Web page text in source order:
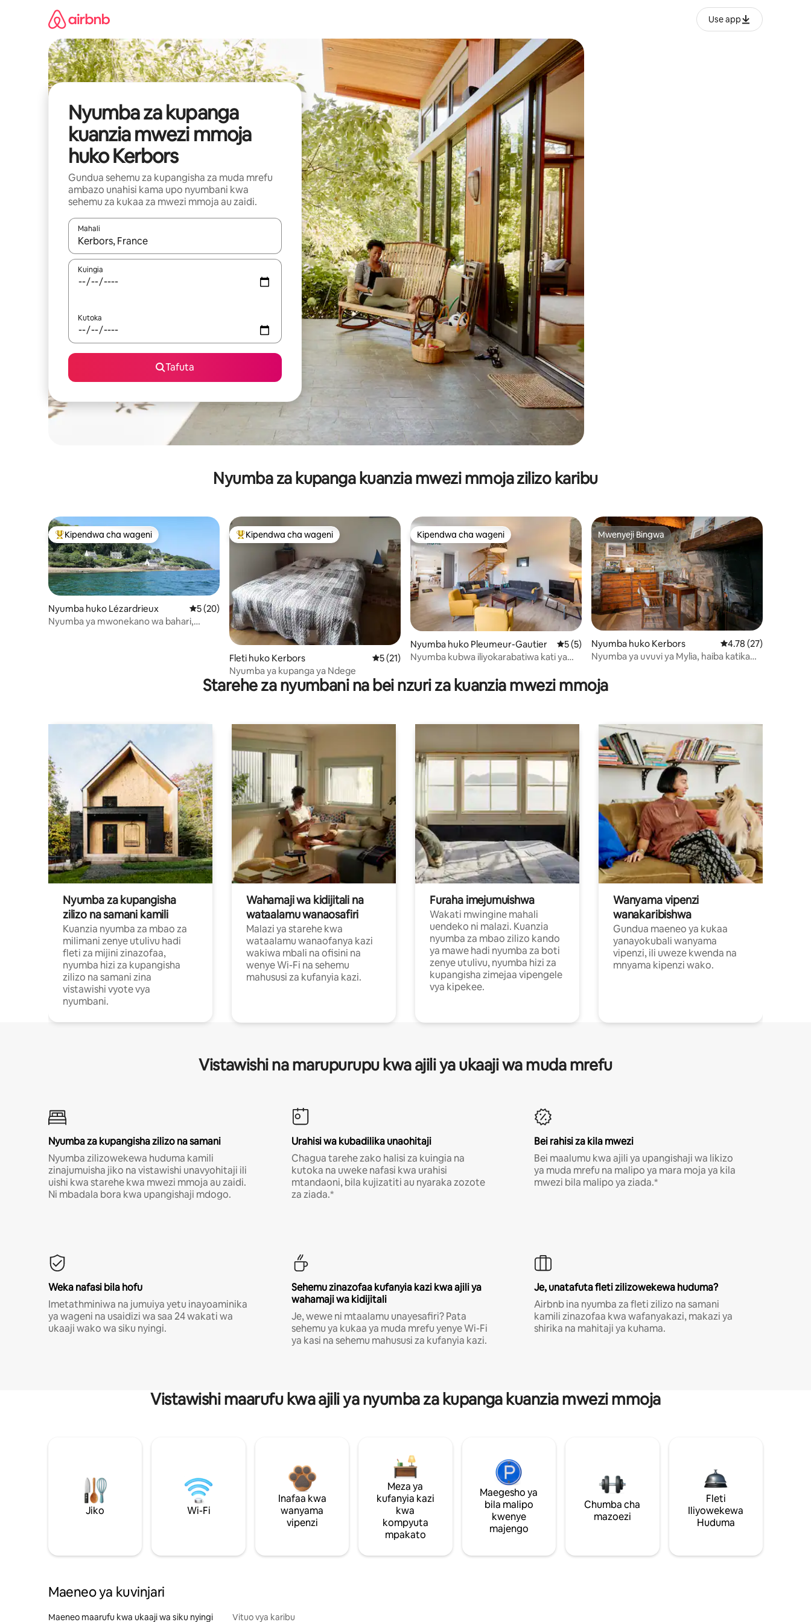
Use app
Nyumba za kupanga
kuanzia mwezi mmoja
huko Kerbors
Gundua sehemu za kupangisha za muda mrefu
ambazo unahisi kama upo nyumbani kwa
sehemu za kukaa za mwezi mmoja au zaidi.
Mahali
Wakati matokeo yanapatikana, vinjari kwa kutumia vitufe vya vishale vya juu na chini au uchunguze kwa kugusa au kutelezesha kidole kwenye ishara.
Kuingia
Kutoka
Tafuta
Nyumba za kupanga kuanzia mwezi mmoja zilizo karibu
Kipendwa maarufu cha wageni
Kipendwa cha wageni
Nyumba huko Lézardrieux Ukadiriaji wa wastani wa 5 kati ya 5, tathmini 20
5 (20)
Nyumba ya mwonekano wa bahari,
Kipendwa maarufu cha wageni
Kipendwa cha wageni
Fleti huko Kerbors Ukadiriaji wa wastani wa 5 kati ya 5, tathmini 21
5 (21)
Nyumba ya kupanga ya Ndege
Kipendwa cha wageni
Kipendwa cha wageni
Nyumba huko Pleumeur-Gautier Ukadiriaji wa wastani wa 5 kati ya 5, tathmini 5
5 (5)
Nyumba kubwa iliyokarabatiwa kati ya
Mwenyeji Bingwa
Mwenyeji Bingwa
Nyumba huko Kerbors Ukadiriaji wa wastani
4.78 (27)
Nyumba ya uvuvi ya Mylia, haiba katika
Starehe za nyumbani na bei nzuri za kuanzia mwezi mmoja
Nyumba za kupangisha
zilizo na samani kamili
Kuanzia nyumba za mbao za
milimani zenye utulivu hadi
fleti za mijini zinazofaa,
nyumba hizi za kupangisha
zilizo na samani zina
vistawishi vyote vya
nyumbani.
Wahamaji wa kidijitali na
wataalamu wanaosafiri
Malazi ya starehe kwa
wataalamu wanaofanya kazi
wakiwa mbali na ofisini na
wenye Wi-Fi na sehemu
mahususi za kufanyia kazi.
Furaha imejumuishwa
Wakati mwingine mahali
uendeko ni malazi. Kuanzia
nyumba za mbao zilizo kando
ya mawe hadi nyumba za boti
zenye utulivu, nyumba hizi za
kupangisha zimejaa vipengele
vya kipekee.
Wanyama vipenzi
wanakaribishwa
Gundua maeneo ya kukaa
yanayokubali wanyama
vipenzi, ili uweze kwenda na
mnyama kipenzi wako.
Vistawishi na marupurupu kwa ajili ya ukaaji wa muda mrefu
Nyumba za kupangisha zilizo na samani
Nyumba zilizowekewa huduma kamili
zinajumuisha jiko na vistawishi unavyohitaji ili
uishi kwa starehe kwa mwezi mmoja au zaidi.
Ni mbadala bora kwa upangishaji mdogo.
Urahisi wa kubadilika unaohitaji
Chagua tarehe zako halisi za kuingia na
kutoka na uweke nafasi kwa urahisi
mtandaoni, bila kujizatiti au nyaraka zozote
za ziada.*
Bei rahisi za kila mwezi
Bei maalumu kwa ajili ya upangishaji wa likizo
ya muda mrefu na malipo ya mara moja ya kila
mwezi bila malipo ya ziada.*
Weka nafasi bila hofu
Imetathminiwa na jumuiya yetu inayoaminika
ya wageni na usaidizi wa saa 24 wakati wa
ukaaji wako wa siku nyingi.
Sehemu zinazofaa kufanyia kazi kwa ajili ya
wahamaji wa kidijitali
Je, wewe ni mtaalamu unayesafiri? Pata
sehemu ya kukaa ya muda mrefu yenye Wi-Fi
ya kasi na sehemu mahususi za kufanyia kazi.
Je, unatafuta fleti zilizowekewa huduma?
Airbnb ina nyumba za fleti zilizo na samani
kamili zinazofaa kwa wafanyakazi, makazi ya
shirika na mahitaji ya kuhama.
Vistawishi maarufu kwa ajili ya nyumba za kupanga kuanzia mwezi mmoja
Jiko Wi-Fi
Inafaa kwa
wanyama
vipenzi
Meza ya
kufanyia kazi
kwa
kompyuta
mpakato
Maegesho ya
bila malipo
kwenye
majengo
Chumba cha
mazoezi
Fleti
Iliyowekewa
Huduma
Maeneo ya kuvinjari
Maeneo maarufu kwa ukaaji wa siku nyingi Vituo vya karibu